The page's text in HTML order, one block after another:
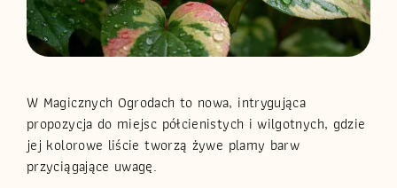
W Magicznych Ogrodach to nowa, intrygująca
propozycja do miejsc półcienistych i wilgotnych, gdzie
jej kolorowe liście tworzą żywe plamy barw
przyciągające uwagę.